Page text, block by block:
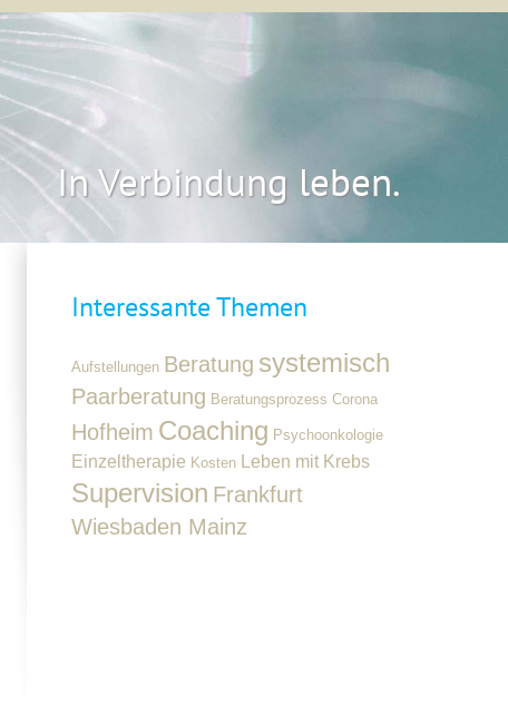
In Verbindung leben.
Interessante Themen
Aufstellungen Beratung systemisch
Paarberatung Beratungsprozess Corona
Hofheim Coaching Psychoonkologie
Einzeltherapie Kosten Leben mit Krebs
Supervision Frankfurt
Wiesbaden Mainz